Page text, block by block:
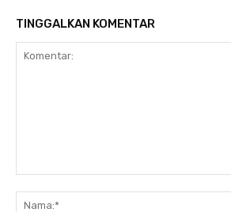
TINGGALKAN KOMENTAR